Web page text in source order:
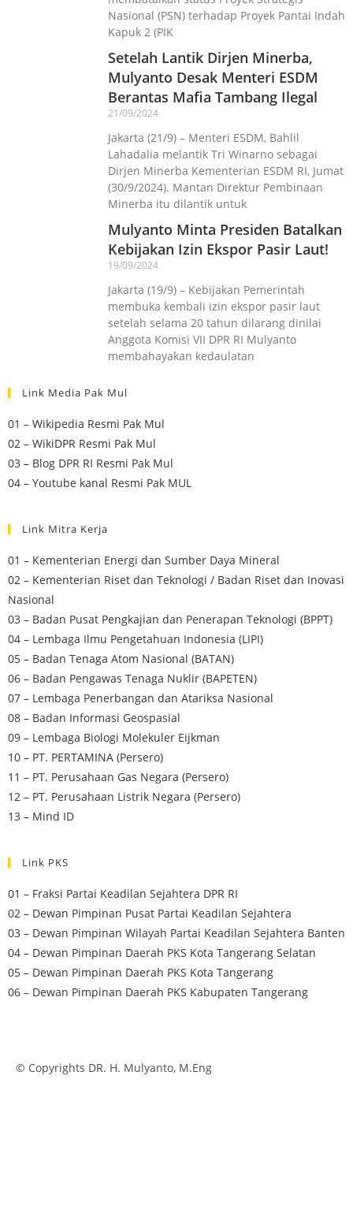
Nasional (PSN) terhadap Proyek Pantai Indah
Kapuk 2 (PIK
Setelah Lantik Dirjen Minerba,
Mulyanto Desak Menteri ESDM
Berantas Mafia Tambang Ilegal
21/09/2024
Jakarta (21/9) – Menteri ESDM, Bahlil
Lahadalia melantik Tri Winarno sebagai
Dirjen Minerba Kementerian ESDM RI, Jumat
(30/9/2024). Mantan Direktur Pembinaan
Minerba itu dilantik untuk
Mulyanto Minta Presiden Batalkan
Kebijakan Izin Ekspor Pasir Laut!
19/09/2024
Jakarta (19/9) – Kebijakan Pemerintah
membuka kembali izin ekspor pasir laut
setelah selama 20 tahun dilarang dinilai
Anggota Komisi VII DPR RI Mulyanto
membahayakan kedaulatan
Link Media Pak Mul
01 – Wikipedia Resmi Pak Mul
02 – WikiDPR Resmi Pak Mul
03 – Blog DPR RI Resmi Pak Mul
04 – Youtube kanal Resmi Pak MUL
Link Mitra Kerja
01 – Kementerian Energi dan Sumber Daya Mineral
02 – Kementerian Riset dan Teknologi / Badan Riset dan Inovasi
Nasional
03 – Badan Pusat Pengkajian dan Penerapan Teknologi (BPPT)
04 – Lembaga Ilmu Pengetahuan Indonesia (LIPI)
05 – Badan Tenaga Atom Nasional (BATAN)
06 – Badan Pengawas Tenaga Nuklir (BAPETEN)
07 – Lembaga Penerbangan dan Atariksa Nasional
08 – Badan Informasi Geospasial
09 – Lembaga Biologi Molekuler Eijkman
10 – PT. PERTAMINA (Persero)
11 – PT. Perusahaan Gas Negara (Persero)
12 – PT. Perusahaan Listrik Negara (Persero)
13 – Mind ID
Link PKS
01 – Fraksi Partai Keadilan Sejahtera DPR RI
02 – Dewan Pimpinan Pusat Partai Keadilan Sejahtera
03 – Dewan Pimpinan Wilayah Partai Keadilan Sejahtera Banten
04 – Dewan Pimpinan Daerah PKS Kota Tangerang Selatan
05 – Dewan Pimpinan Daerah PKS Kota Tangerang
06 – Dewan Pimpinan Daerah PKS Kabupaten Tangerang
© Copyrights DR. H. Mulyanto, M.Eng